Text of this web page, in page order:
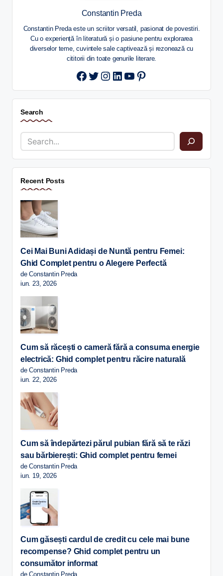
Constantin Preda
Constantin Preda este un scriitor versatil, pasionat de povestiri.
Cu o experiență în literatură și o pasiune pentru explorarea
diverselor teme, cuvintele sale captivează și rezonează cu
cititorii din toate genurile literare.
Twitter
Instagram
LinkedIn
YouTube
Pinterest
Search
Recent Posts
Cei Mai Buni Adidași de Nuntă pentru Femei:
Ghid Complet pentru o Alegere Perfectă
de Constantin Preda
iun. 23, 2026
Cum să răcești o cameră fără a consuma energie
electrică: Ghid complet pentru răcire naturală
de Constantin Preda
iun. 22, 2026
Cum să îndepărtezi părul pubian fără să te răzi
sau bărbierești: Ghid complet pentru femei
de Constantin Preda
iun. 19, 2026
Cum găsești cardul de credit cu cele mai bune
recompense? Ghid complet pentru un
consumător informat
de Constantin Preda